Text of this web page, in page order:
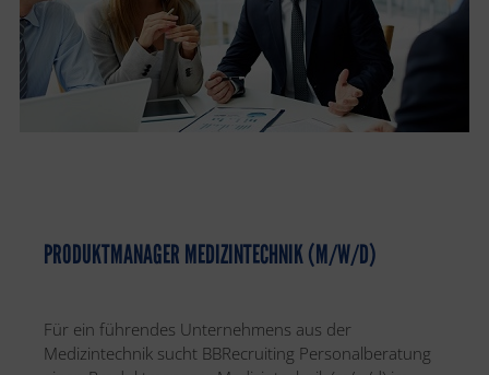
PRODUKTMANAGER MEDIZINTECHNIK (M/W/D)
Für ein führendes Unternehmens aus der
Medizintechnik sucht BBRecruiting Personalberatung